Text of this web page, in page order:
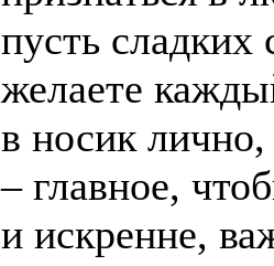
пусть
желаете
в носик
– главное,
и искренне,